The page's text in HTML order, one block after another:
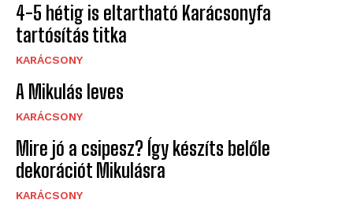
4-5 hétig is eltartható Karácsonyfa
tartósítás titka
KARÁCSONY
A Mikulás leves
KARÁCSONY
Mire jó a csipesz? Így készíts belőle
dekorációt Mikulásra
KARÁCSONY